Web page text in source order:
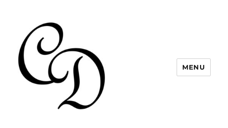
MENU